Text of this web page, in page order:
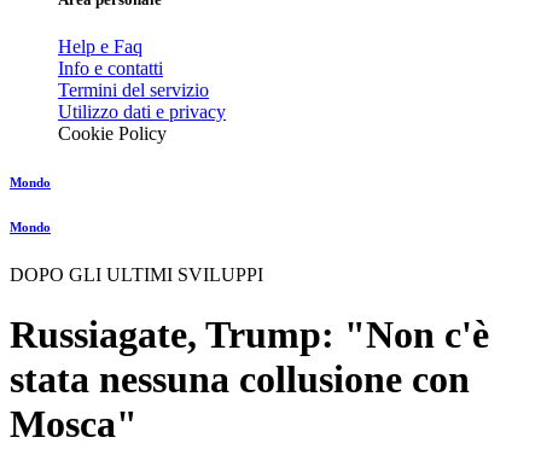
Help e Faq
Info e contatti
Termini del servizio
Utilizzo dati e privacy
Cookie Policy
Mondo
Mondo
DOPO GLI ULTIMI SVILUPPI
Russiagate, Trump: "Non c'è
stata nessuna collusione con
Mosca"